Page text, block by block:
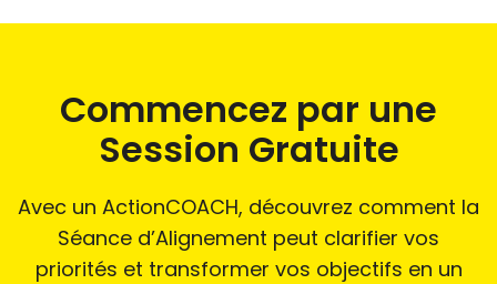
Commencez par une
Session Gratuite
Avec un ActionCOACH, découvrez comment la
Séance d’Alignement peut clarifier vos
priorités et transformer vos objectifs en un